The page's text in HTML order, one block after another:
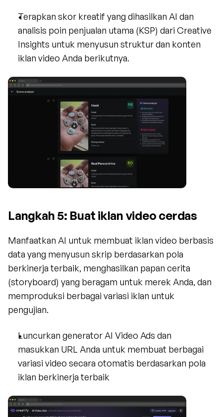
Terapkan skor kreatif yang dihasilkan AI dan
analisis poin penjualan utama (KSP) dari Creative
Insights untuk menyusun struktur dan konten
iklan video Anda berikutnya.
Langkah 5: Buat iklan video cerdas
Manfaatkan AI untuk membuat iklan video berbasis
data yang menyusun skrip berdasarkan pola
berkinerja terbaik, menghasilkan papan cerita
(storyboard) yang beragam untuk merek Anda, dan
memproduksi berbagai variasi iklan untuk
pengujian.
Luncurkan generator AI Video Ads dan
masukkan URL Anda untuk membuat berbagai
variasi video secara otomatis berdasarkan pola
iklan berkinerja terbaik